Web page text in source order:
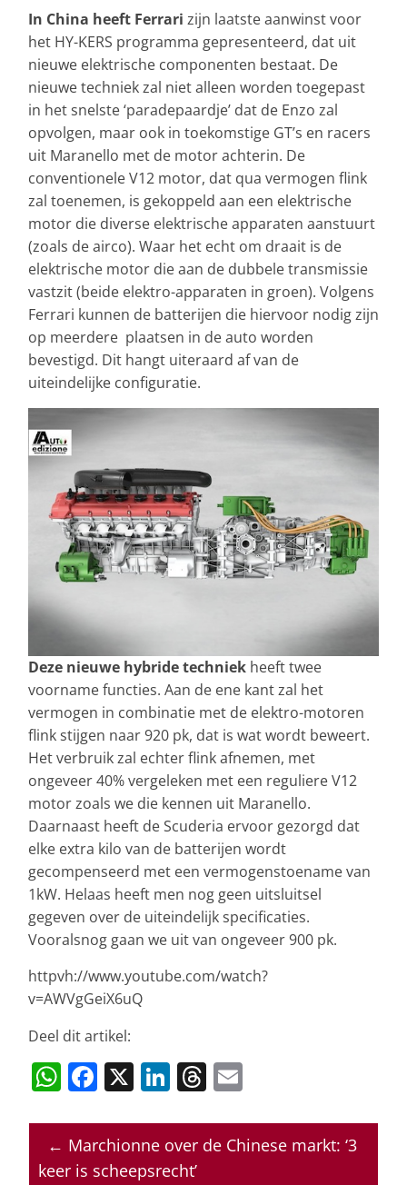
In China heeft Ferrari zijn laatste aanwinst voor
het HY-KERS programma gepresenteerd, dat uit
nieuwe elektrische componenten bestaat. De
nieuwe techniek zal niet alleen worden toegepast
in het snelste ‘paradepaardje’ dat de Enzo zal
opvolgen, maar ook in toekomstige GT’s en racers
uit Maranello met de motor achterin. De
conventionele V12 motor, dat qua vermogen flink
zal toenemen, is gekoppeld aan een elektrische
motor die diverse elektrische apparaten aanstuurt
(zoals de airco). Waar het echt om draait is de
elektrische motor die aan de dubbele transmissie
vastzit (beide elektro-apparaten in groen). Volgens
Ferrari kunnen de batterijen die hiervoor nodig zijn
op meerdere plaatsen in de auto worden
bevestigd. Dit hangt uiteraard af van de
uiteindelijke configuratie.
Deze nieuwe hybride techniek heeft twee
voorname functies. Aan de ene kant zal het
vermogen in combinatie met de elektro-motoren
flink stijgen naar 920 pk, dat is wat wordt beweert.
Het verbruik zal echter flink afnemen, met
ongeveer 40% vergeleken met een reguliere V12
motor zoals we die kennen uit Maranello.
Daarnaast heeft de Scuderia ervoor gezorgd dat
elke extra kilo van de batterijen wordt
gecompenseerd met een vermogenstoename van
1kW. Helaas heeft men nog geen uitsluitsel
gegeven over de uiteindelijk specificaties.
Vooralsnog gaan we uit van ongeveer 900 pk.
httpvh://www.youtube.com/watch?
v=AWVgGeiX6uQ
Deel dit artikel:
W
at
s
F
c
e
X Li
k
e
T
re
a
ai
l
← Marchionne over de Chinese markt: ‘3
keer is scheepsrecht’